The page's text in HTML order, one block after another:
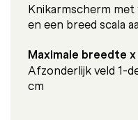
Knikarmscherm
en een breed scala
Maximale breedte
Afzonderlijk veld 1-
cm